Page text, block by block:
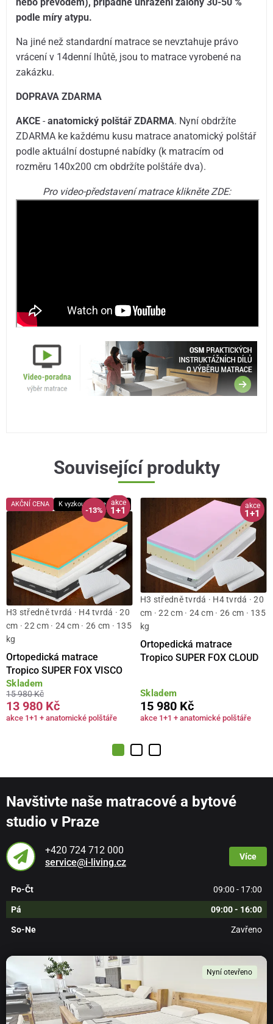
podle míry atypu.
Na jiné než standardní matrace se nevztahuje právo
vrácení v 14denní lhůtě, jsou to matrace vyrobené na
zakázku.
DOPRAVA ZDARMA
AKCE -anatomický polštář ZDARMA. Nyní obdržíte
ZDARMA ke každému kusu matrace anatomický polštář
podle aktuální dostupné nabídky (k matracím od
rozměru 140x200 cm obdržíte polštáře dva).
Pro video-představení matrace klikněte ZDE:
Související produkty
AKČNÍ CENA K vyzkoušení ve studiu
-13%
akce
1+1
H3 středně tvrdá · H4 tvrdá · 20
cm · 22 cm · 24 cm · 26 cm · 135
kg
Ortopedická matrace
Tropico SUPER FOX VISCO
Skladem
15 980 Kč
13 980 Kč
akce 1+1 + anatomické polštáře
akce
1+1
H3 středně tvrdá · H4 tvrdá · 20
cm · 22 cm · 24 cm · 26 cm · 135
kg
Ortopedická matrace
Tropico SUPER FOX CLOUD
Skladem
15 980 Kč
akce 1+1 + anatomické polštáře
Navštivte naše matracové a bytové
studio v Praze
+420 724 712 000
service@i-living.cz
Více
Po-Čt 09:00 - 17:00
Pá 09:00 - 16:00
So-Ne Zavřeno
Nyní otevřeno